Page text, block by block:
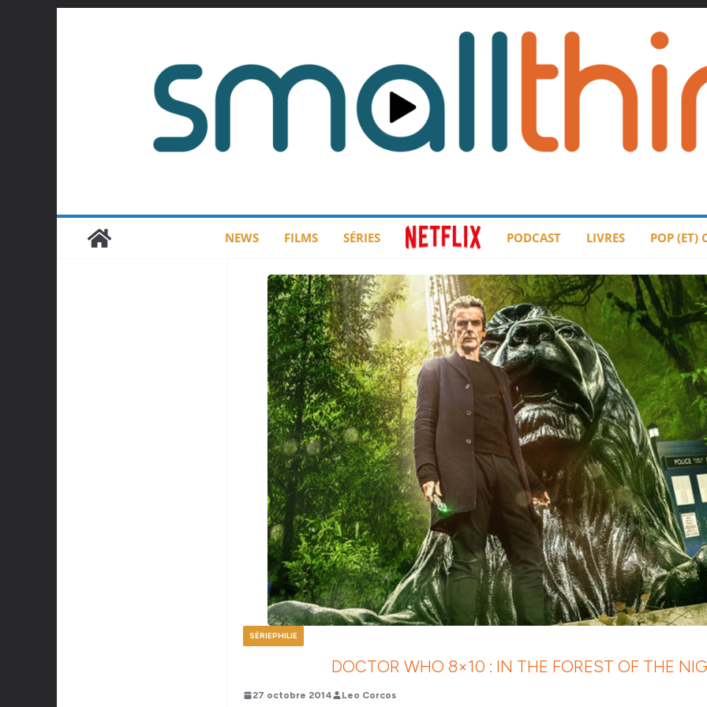
NEWS FILMS SÉRIES PODCAST LIVRES POP (ET)
SÉRIEPHILIE
DOCTOR WHO 8×10 : IN THE FOREST OF THE
27 octobre 2014 Leo Corcos